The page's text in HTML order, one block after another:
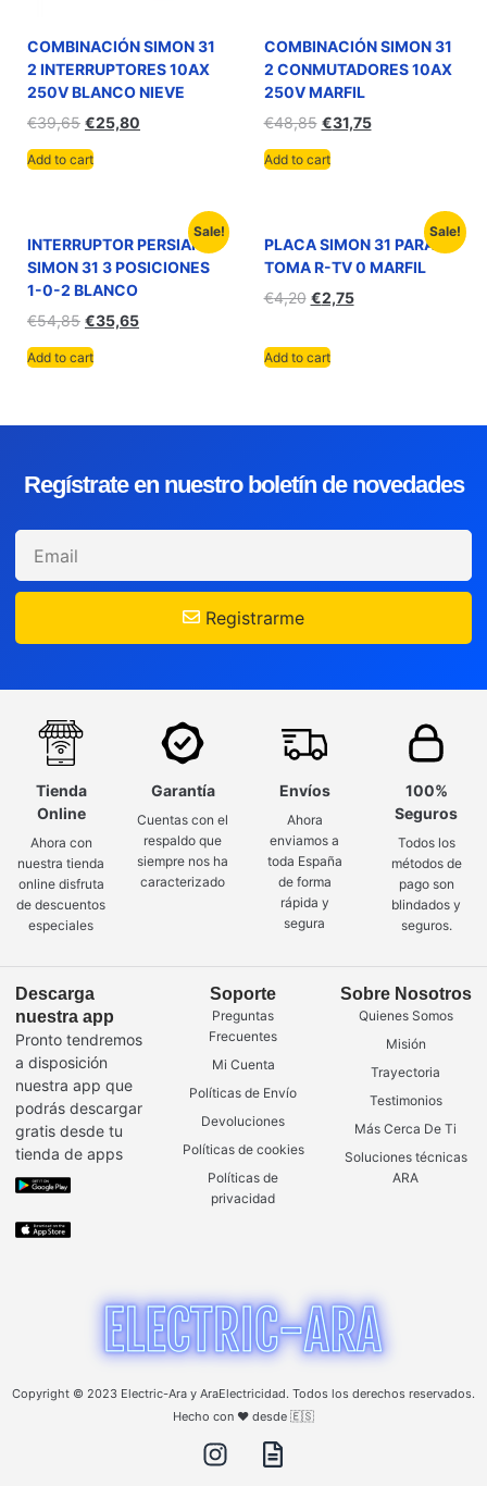
COMBINACIÓN SIMON 31
2 INTERRUPTORES 10AX
250V BLANCO NIEVE
€39,65 €25,80
Add to cart
COMBINACIÓN SIMON 31
2 CONMUTADORES 10AX
250V MARFIL
€48,85 €31,75
Add to cart
Sale!
INTERRUPTOR PERSIANA
SIMON 31 3 POSICIONES
1-0-2 BLANCO
€54,85 €35,65
Add to cart
Sale!
PLACA SIMON 31 PARA
TOMA R-TV 0 MARFIL
€4,20 €2,75
Add to cart
Regístrate en nuestro boletín de novedades
Registrarme
Tienda
Online
Ahora con
nuestra tienda
online disfruta
de descuentos
especiales
Garantía
Cuentas con el
respaldo que
siempre nos ha
caracterizado
Envíos
Ahora
enviamos a
toda España
de forma
rápida y
segura
100%
Seguros
Todos los
métodos de
pago son
blindados y
seguros.
Descarga
nuestra app
Pronto tendremos
a disposición
nuestra app que
podrás descargar
gratis desde tu
tienda de apps
Soporte
Preguntas
Frecuentes
Mi Cuenta
Políticas de Envío
Devoluciones
Políticas de cookies
Políticas de
privacidad
Sobre Nosotros
Quienes Somos
Misión
Trayectoria
Testimonios
Más Cerca De Ti
Soluciones técnicas
ARA
Copyright © 2023 Electric-Ara y AraElectricidad. Todos los derechos reservados.
Hecho con ❤️ desde 🇪🇸